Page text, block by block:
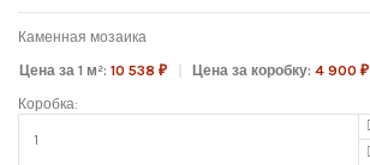
Каменная мозаика
Цена за 1 м²:10 538 ₽ Цена за коробку:4 900 ₽
Коробка: